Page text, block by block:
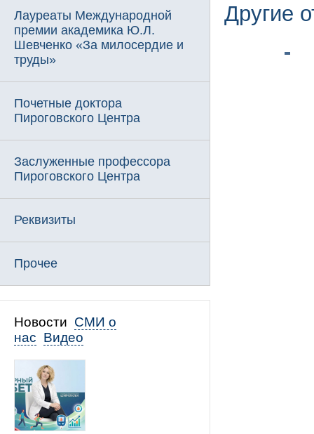
Лауреаты Международной
премии академика Ю.Л.
Шевченко «За милосердие и
труды»
Почетные доктора
Пироговского Центра
Заслуженные профессора
Пироговского Центра
Реквизиты
Прочее
Новости СМИ о
нас Видео
Другие